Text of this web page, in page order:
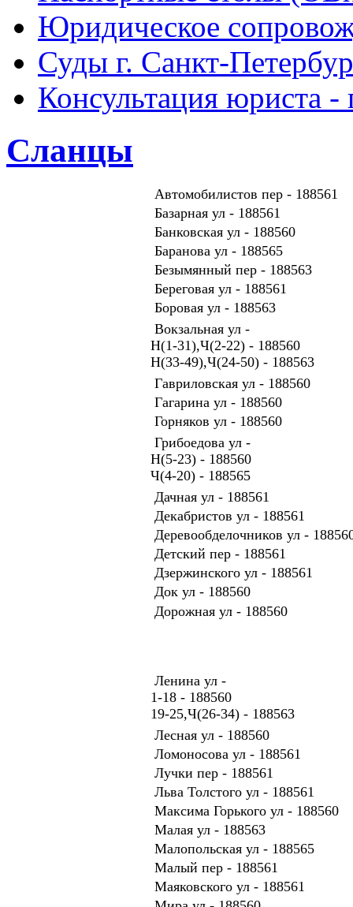
Юридическое
Суды г. Санкт-
Консультация юриста -
Сланцы
Автомобилистов пер - 188561
Базарная ул - 188561
Банковская ул - 188560
Баранова ул - 188565
Безымянный пер - 188563
Береговая ул - 188561
Боровая ул - 188563
Вокзальная ул -
Н(1-31),Ч(2-22) - 188560
Н(33-49),Ч(24-50) - 188563
Гавриловская ул - 188560
Гагарина ул - 188560
Горняков ул - 188560
Грибоедова ул -
Н(5-23) - 188560
Ч(4-20) - 188565
Дачная ул - 188561
Декабристов ул - 188561
Деревообделочников ул -
Детский пер - 188561
Дзержинского ул - 188561
Док ул - 188560
Дорожная ул - 188560
Ленина ул -
1-18 - 188560
19-25,Ч(26-34) - 188563
Лесная ул - 188560
Ломоносова ул - 188561
Лучки пер - 188561
Льва Толстого ул - 188561
Максима Горького ул - 188560
Малая ул - 188563
Малопольская ул - 188565
Малый пер - 188561
Маяковского ул - 188561